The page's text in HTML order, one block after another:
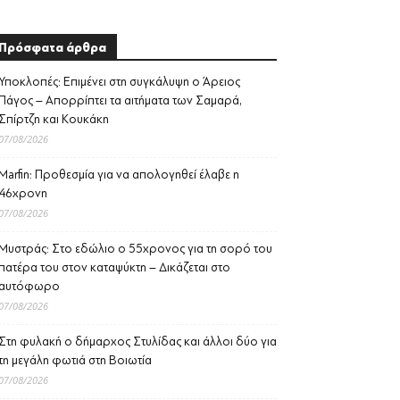
άρθρα
Επιμένει στη συγκάλυψη ο Άρειος
– Απορρίπτει τα αιτήματα των Σαμαρά,
και Κουκάκη
08/2026
Προθεσμία για να απολογηθεί έλαβε η
08/2026
Στο εδώλιο ο 55χρονος για τη σορό του
του στον καταψύκτη – Δικάζεται στο
08/2026
φυλακή ο δήμαρχος Στυλίδας και άλλοι δύο για
μεγάλη φωτιά στη Βοιωτία
08/2026